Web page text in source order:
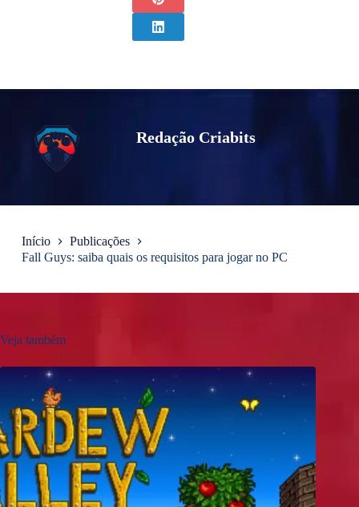
Redação Criabits
Início
Publicações
Fall Guys: saiba quais os requisitos para jogar no PC
Veja também